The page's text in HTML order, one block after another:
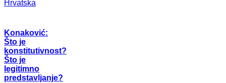
Hrvatska
Konaković:
Što je
konstitutivnost?
Što je
legitimno
predstavljanje?